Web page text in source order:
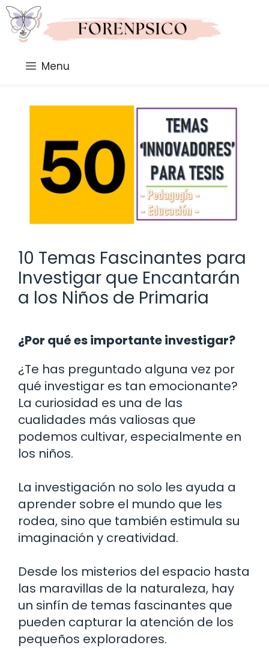
Saltar
al
contenido
Menu
10 Temas Fascinantes para
Investigar que Encantarán
a los Niños de Primaria
¿Por qué es importante investigar?
¿Te has preguntado alguna vez por
qué investigar es tan emocionante?
La curiosidad es una de las
cualidades más valiosas que
podemos cultivar, especialmente en
los niños.
La investigación no solo les ayuda a
aprender sobre el mundo que les
rodea, sino que también estimula su
imaginación y creatividad.
Desde los misterios del espacio hasta
las maravillas de la naturaleza, hay
un sinfín de temas fascinantes que
pueden capturar la atención de los
pequeños exploradores.